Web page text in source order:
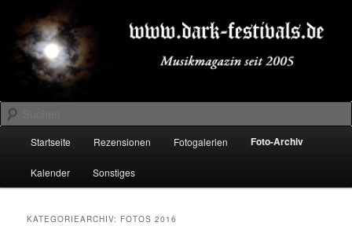
primären
Inhalt
springen
sekundären
Inhalt
springenDARK-FESTIVALS.DE
Suchen
Startseite Rezensionen Fotogalerien Foto-Archiv
Kalender Sonstiges
KATEGORIEARCHIV: FOTOS 2016